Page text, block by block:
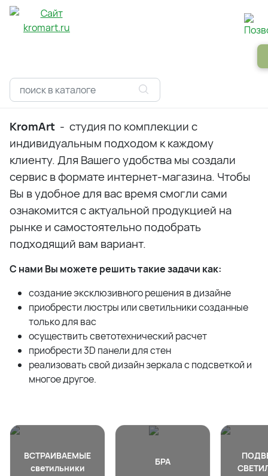
KromArt - студия по комплекции с
индивидуальным подходом к каждому
клиенту. Для Вашего удобства мы создали
сервис в формате интернет-магазина. Чтобы
Вы в удобное для вас время смогли сами
ознакомится с актуальной продукцией на
рынке и самостоятельно подобрать
подходящий вам вариант.
С нами Вы можете решить такие задачи как:
создание эксклюзивного решения в дизайне
приобрести люстры или светильники созданные
только для вас
осуществить светотехнический расчет
приобрести 3D панели для стен
реализовать свой дизайн зеркала с подсветкой и
многое другое.
ВСТРАИВАЕМЫЕ
светильники
БРА